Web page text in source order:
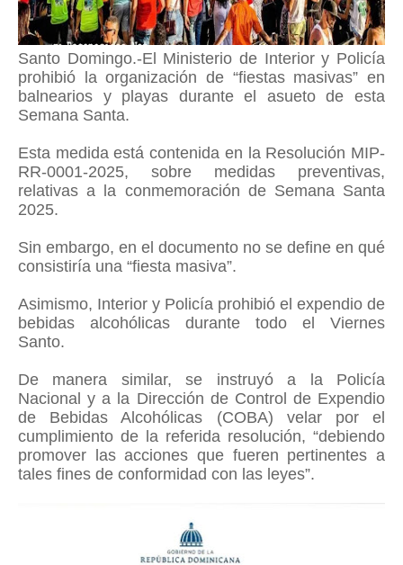
Santo Domingo.-El Ministerio de Interior y Policía
prohibió la organización de “fiestas masivas” en
balnearios y playas durante el asueto de esta
Semana Santa.
Esta medida está contenida en la Resolución MIP-
RR-0001-2025, sobre medidas preventivas,
relativas a la conmemoración de Semana Santa
2025.
Sin embargo, en el documento no se define en qué
consistiría una “fiesta masiva”.
Asimismo, Interior y Policía prohibió el expendio de
bebidas alcohólicas durante todo el Viernes
Santo.
De manera similar, se instruyó a la Policía
Nacional y a la Dirección de Control de Expendio
de Bebidas Alcohólicas (COBA) velar por el
cumplimiento de la referida resolución, “debiendo
promover las acciones que fueren pertinentes a
tales fines de conformidad con las leyes”.